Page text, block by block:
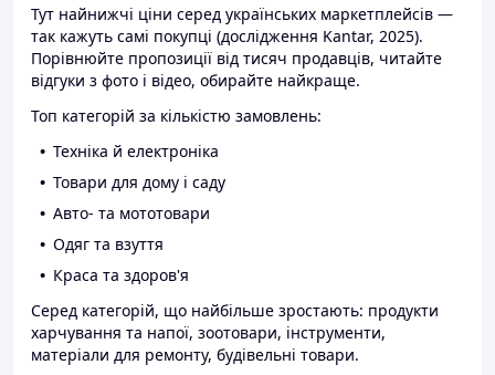
Тут найнижчі ціни серед українських маркетплейсів —
так кажуть самі покупці (дослідження Kantar, 2025).
Порівнюйте пропозиції від тисяч продавців, читайте
відгуки з фото і відео, обирайте найкраще.
Топ категорій за кількістю замовлень:
Техніка й електроніка
Товари для дому і саду
Авто- та мототовари
Одяг та взуття
Краса та здоров'я
Серед категорій, що найбільше зростають: продукти
харчування та напої, зоотовари, інструменти,
матеріали для ремонту, будівельні товари.